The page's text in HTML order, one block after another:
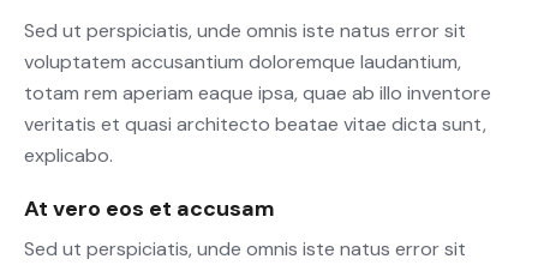
Sed ut perspiciatis, unde omnis iste natus error sit
voluptatem accusantium doloremque laudantium,
totam rem aperiam eaque ipsa, quae ab illo inventore
veritatis et quasi architecto beatae vitae dicta sunt,
explicabo.
At vero eos et accusam
Sed ut perspiciatis, unde omnis iste natus error sit